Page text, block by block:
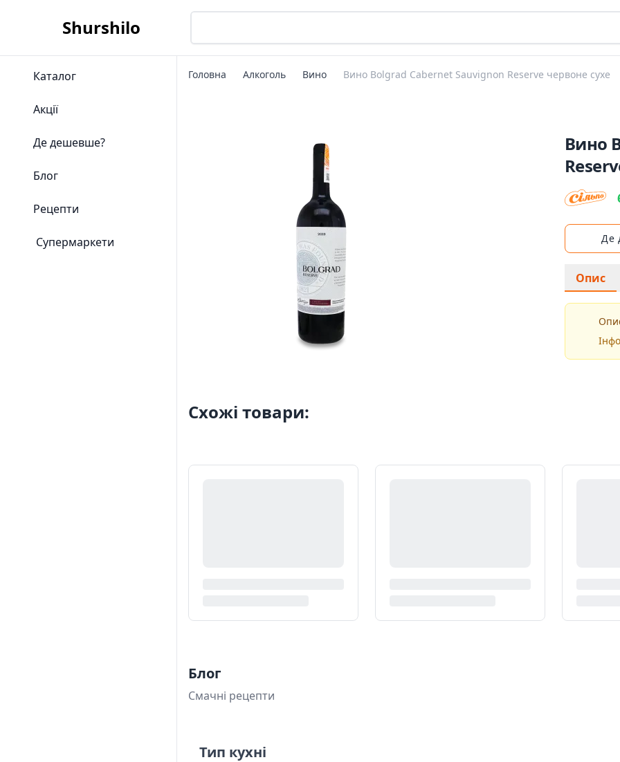
Shurshilo
Каталог
Акції
Де дешевше?
Блог
Рецепти
Супермаркети
Головна Алкоголь Вино Вино Bolgrad Cabernet Sauvignon Reserve червоне сухе
Вино
Де
Опис
Схожі товари:
Блог
Смачні рецепти
Тип кухні